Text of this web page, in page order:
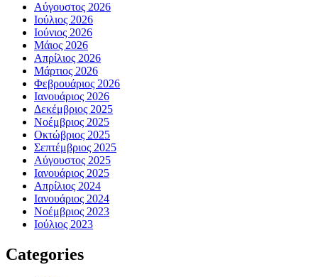
Αύγουστος 2026
Ιούλιος 2026
Ιούνιος 2026
Μάιος 2026
Απρίλιος 2026
Μάρτιος 2026
Φεβρουάριος 2026
Ιανουάριος 2026
Δεκέμβριος 2025
Νοέμβριος 2025
Οκτώβριος 2025
Σεπτέμβριος 2025
Αύγουστος 2025
Ιανουάριος 2025
Απρίλιος 2024
Ιανουάριος 2024
Νοέμβριος 2023
Ιούλιος 2023
Categories